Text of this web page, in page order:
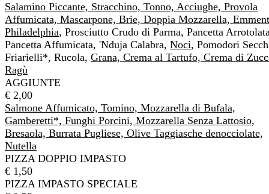
Salamino Piccante, Stracchino, Tonno, Acciughe, Provola
Affumicata, Mascarpone, Brie, Doppia Mozzarella,
Philadelphia, Prosciutto Crudo di Parma, Pancetta
Pancetta Affumicata, 'Nduja Calabra, Noci, Pomodori
Friarielli*, Rucola, Grana, Crema al Tartufo, Crema di
Ragù
AGGIUNTE
€ 2,00
Salmone Affumicato, Tomino, Mozzarella di Bufala,
Gamberetti*, Funghi Porcini, Mozzarella Senza Lattosio,
Bresaola, Burrata Pugliese, Olive Taggiasche denocciolate,
Nutella
PIZZA DOPPIO IMPASTO
€ 1,50
PIZZA IMPASTO SPECIALE